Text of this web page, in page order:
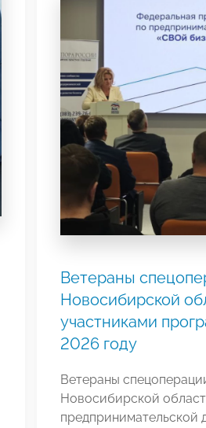
Ветераны
Новосибирской
участниками
2026 году
Ветераны
Новосибирской
предпринимательской